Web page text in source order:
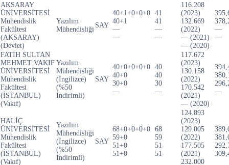
AKSARAY
ÜNİVERSİTESİ
Mühendislik
Fakültesi
(AKSARAY)
(Devlet)
Yazılım
Mühendisliği
SAY
40+1+0+0+0
40+1
—
—
41
41
—
—
116.208
(2023)
132.669
(2022)
— (2021)
— (2020)
—
—
FATİH SULTAN
MEHMET VAKIF
ÜNİVERSİTESİ
Mühendislik
Fakültesi
(İSTANBUL)
(Vakıf)
Yazılım
Mühendisliği
(İngilizce)
(%50
İndirimli)
SAY
40+0+0+0+0
40+0
30+0
—
40
40
30
—
117.672
(2023)
130.158
(2022)
170.542
(2021)
— (2020)
—
HALİÇ
ÜNİVERSİTESİ
Mühendislik
Fakültesi
(İSTANBUL)
(Vakıf)
Yazılım
Mühendisliği
(İngilizce)
(%50
İndirimli)
SAY
68+0+0+0+0
59+0
51+0
51+0
68
59
51
51
124.893
(2023)
129.005
(2022)
177.505
(2021)
232.000